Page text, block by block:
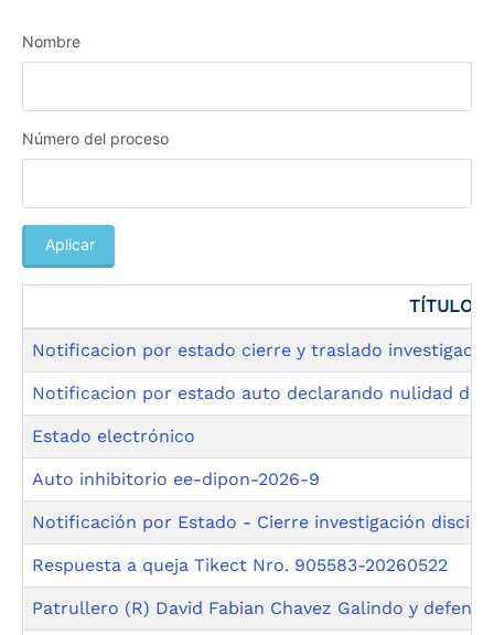
screen
reader
navigate
and
with
content.
Nombre
Número del proceso
Aplicar
TÍTULO
Notificacion por estado cierre y traslado
Notificacion por estado auto declarando nulidad de
Estado electrónico
Auto inhibitorio ee-dipon-2026-9
Notificación por Estado - Cierre investigación
Respuesta a queja Tikect Nro. 905583-20260522
Patrullero (R) David Fabian Chavez Galindo y